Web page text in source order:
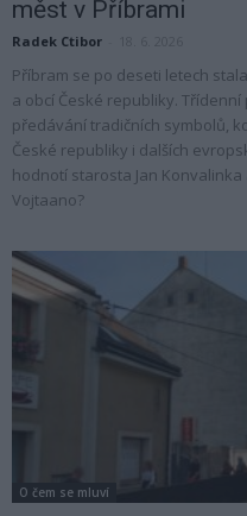
měst v Příbrami
Radek Ctibor
Příbram se po deseti letech
a obcí České republiky.
předávání tradičních symbolů,
České republiky i dalších
hodnotí starosta Jan
Vojtaano?
O čem se mluví